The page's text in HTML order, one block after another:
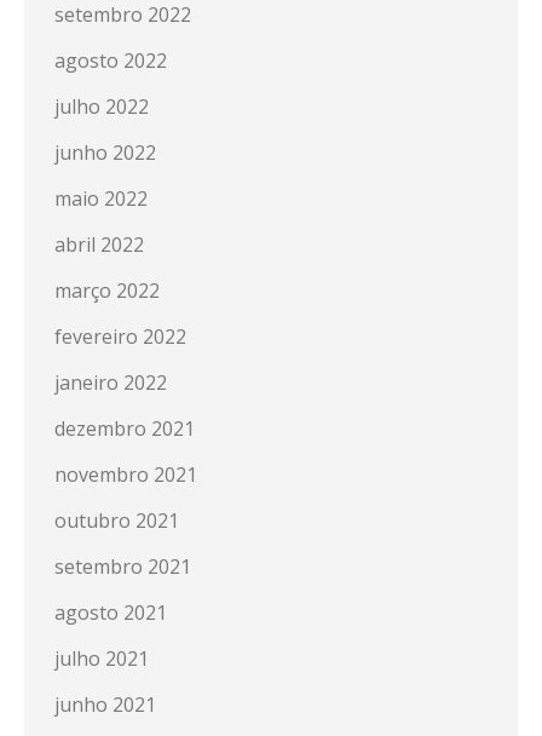
setembro 2022
agosto 2022
julho 2022
junho 2022
maio 2022
abril 2022
março 2022
fevereiro 2022
janeiro 2022
dezembro 2021
novembro 2021
outubro 2021
setembro 2021
agosto 2021
julho 2021
junho 2021